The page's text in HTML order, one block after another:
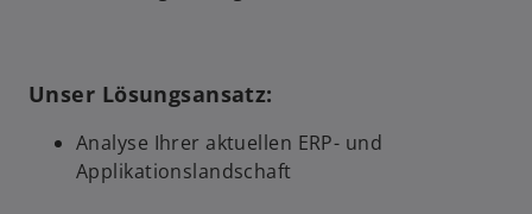
Unser Lösungsansatz:
Analyse Ihrer aktuellen ERP- und
Applikationslandschaft